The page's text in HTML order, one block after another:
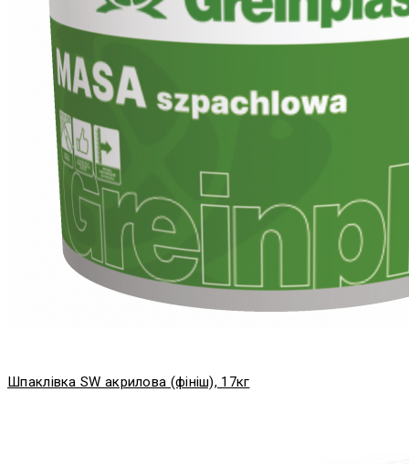
Шпаклівка SW акрилова (фініш), 17кг